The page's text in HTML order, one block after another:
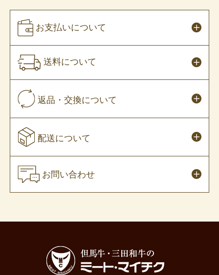
お支払いについて
送料について
返品・交換について
配送について
お問い合わせ